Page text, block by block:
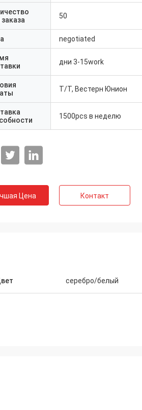
50
negotiated
дни 3-15work
Т/Т, Вестерн Юнион
1500pcs в неделю
Цена Контакт
серебро/белый